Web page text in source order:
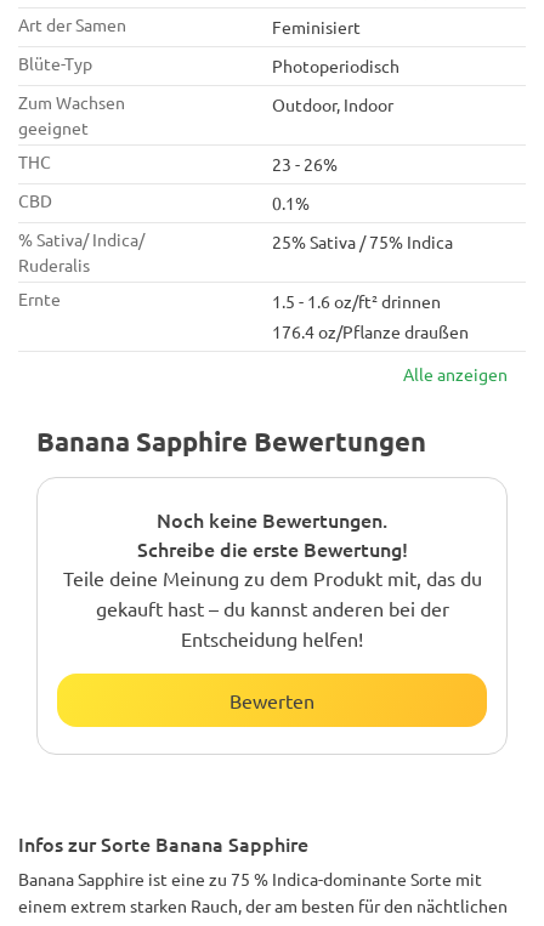
Art der Samen
Feminisiert
Blüte-Typ
Photoperiodisch
Zum Wachsen
geeignet
Outdoor, Indoor
THC
23 - 26%
CBD
0.1%
% Sativa/ Indica/
Ruderalis
25% Sativa / 75% Indica
Ernte
1.5 - 1.6 oz/ft² drinnen
176.4 oz/Pflanze draußen
Alle anzeigen
Banana Sapphire Bewertungen
Noch keine Bewertungen.
Schreibe die erste Bewertung!
Teile deine Meinung zu dem Produkt mit, das du
gekauft hast – du kannst anderen bei der
Entscheidung helfen!
Bewerten
Infos zur Sorte Banana Sapphire
Banana Sapphire ist eine zu 75 % Indica-dominante Sorte mit
einem extrem starken Rauch, der am besten für den nächtlichen